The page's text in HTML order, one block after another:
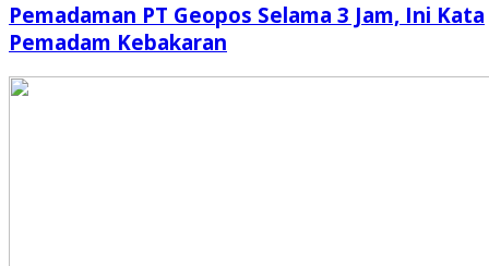
Pemadaman PT Geopos Selama 3 Jam, Ini Kata
Pemadam Kebakaran